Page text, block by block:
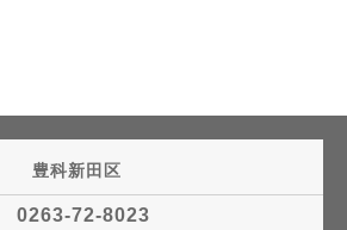
豊科新田区
0263-72-8023